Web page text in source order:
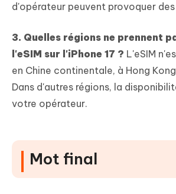
d'opérateur peuvent provoquer des
3. Quelles régions ne prennent
l'eSIM sur l'iPhone 17 ? L'eSIM
en Chine continentale, à Hong
Dans d'autres régions, la
votre opérateur.
Mot final